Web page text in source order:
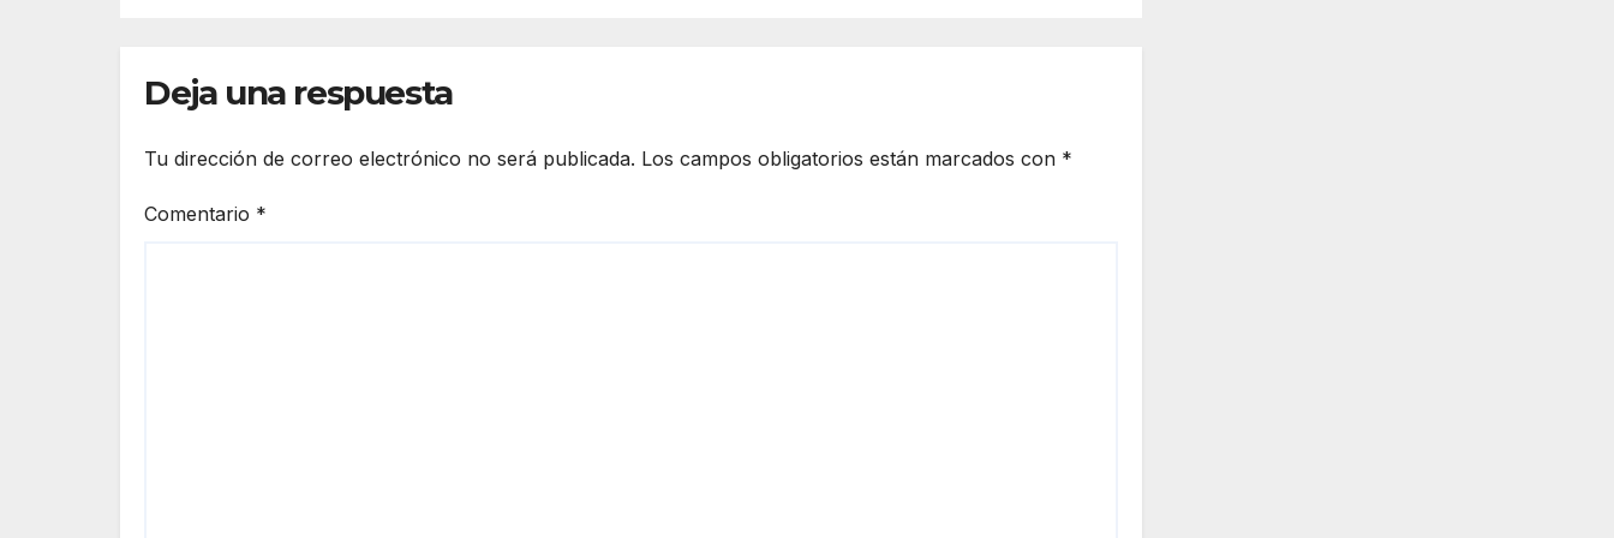
Deja una respuesta
Tu dirección de correo electrónico no será publicada. Los campos obligatorios están marcados con *
Comentario *